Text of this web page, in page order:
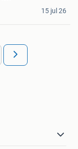
15 jul 26